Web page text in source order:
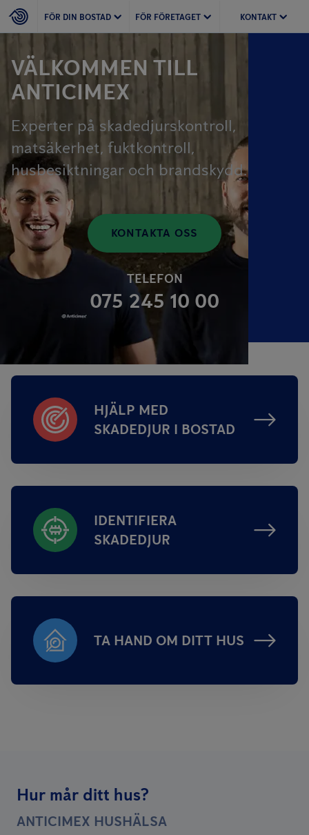
FÖR DIN BOSTAD FÖR FÖRETAGET KONTAKT
VÄLKOMMEN TILL
ANTICIMEX
Experter på skadedjurskontroll,
matsäkerhet, fuktkontroll,
husbesiktningar och brandskydd.
KONTAKTA OSS
TELEFON
075 245 10 00
HJÄLP MED
SKADEDJUR I BOSTAD
IDENTIFIERA
SKADEDJUR
TA HAND OM DITT HUS
Hur mår ditt hus?
ANTICIMEX HUSHÄLSA